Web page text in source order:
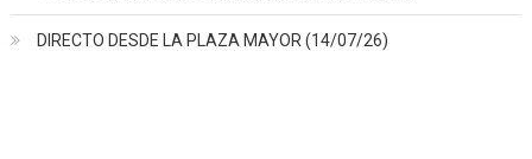
DIRECTO DESDE LA PLAZA MAYOR (14/07/26)